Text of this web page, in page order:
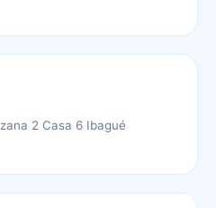
2 Casa 6 Ibagué